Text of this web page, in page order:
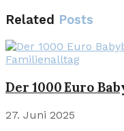
Related Posts
Familienalltag
Der 1000 Euro
27. Juni 2025